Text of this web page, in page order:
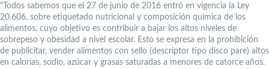
“Todos sabemos que el 27 de junio de 2016 entró en vigencia la Ley
20.606, sobre etiquetado nutricional y composición química de los
alimentos, cuyo objetivo es contribuir a bajar los altos niveles de
sobrepeso y obesidad a nivel escolar. Esto se expresa en la prohibición
de publicitar, vender alimentos con sello (descriptor tipo disco pare) altos
en calorías, sodio, azúcar y grasas saturadas a menores de catorce años.